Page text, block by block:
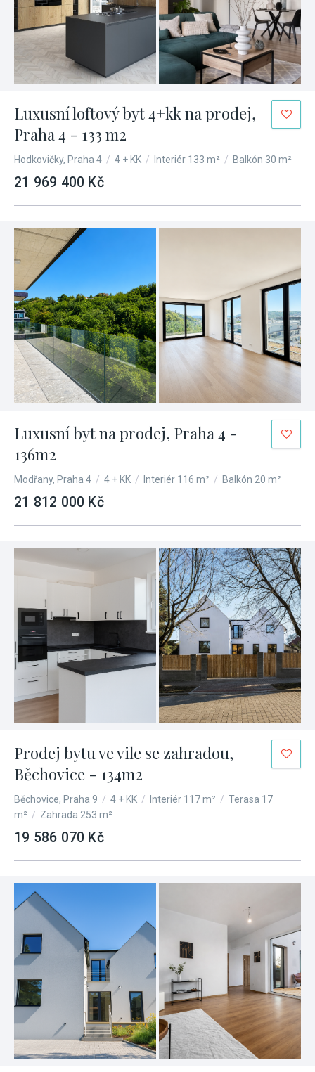
Luxusní loftový byt 4+kk na prodej,
Praha 4 - 133 m2
Hodkovičky, Praha 4 / 4 + KK / Interiér 133 m² / Balkón 30 m²
21 969 400 Kč
Luxusní byt na prodej, Praha 4 -
136m2
Modřany, Praha 4 / 4 + KK / Interiér 116 m² / Balkón 20 m²
21 812 000 Kč
Prodej bytu ve vile se zahradou,
Běchovice - 134m2
Běchovice, Praha 9 / 4 + KK / Interiér 117 m² / Terasa 17
m² / Zahrada 253 m²
19 586 070 Kč